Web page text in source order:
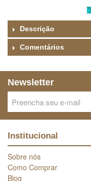
Descrição
Comentários
Newsletter
Institucional
Sobre nós
Como Comprar
Blog